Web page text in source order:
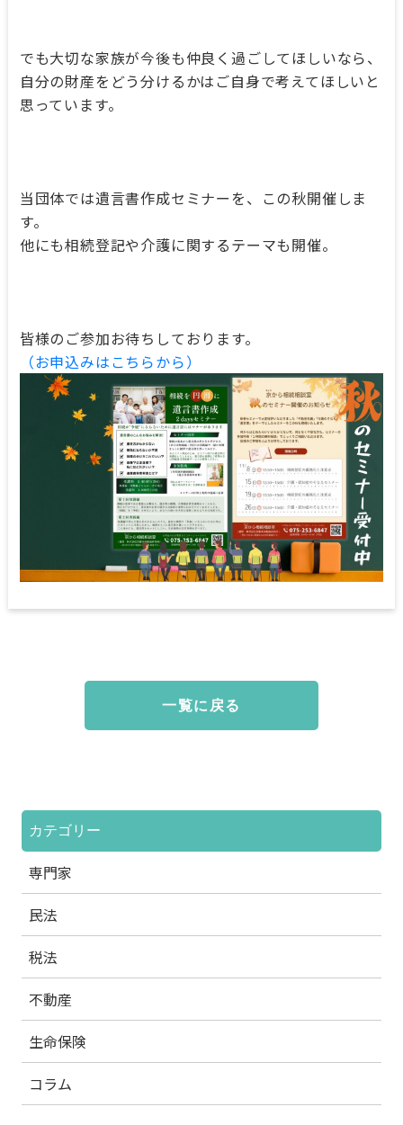
でも大切な家族が今後も仲良く過ごしてほしいなら、
自分の財産をどう分けるかはご自身で考えてほしいと
思っています。
当団体では遺言書作成セミナーを、この秋開催しま
す。
他にも相続登記や介護に関するテーマも開催。
皆様のご参加お待ちしております。
（お申込みはこちらから）
一覧に戻る
カテゴリー
専門家
民法
税法
不動産
生命保険
コラム